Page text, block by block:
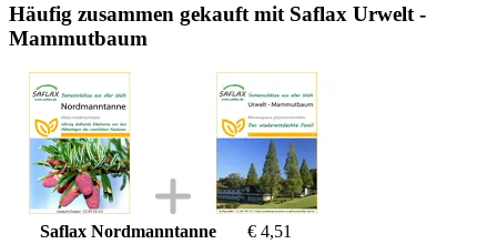
Häufig zusammen gekauft mit Saflax Urwelt -
Mammutbaum
Saflax Nordmanntanne
€ 4,51